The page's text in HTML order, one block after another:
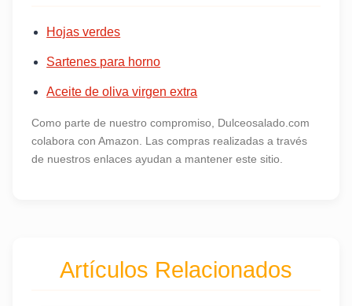
Hojas verdes
Sartenes para horno
Aceite de oliva virgen extra
Como parte de nuestro compromiso, Dulceosalado.com
colabora con Amazon. Las compras realizadas a través
de nuestros enlaces ayudan a mantener este sitio.
Artículos Relacionados